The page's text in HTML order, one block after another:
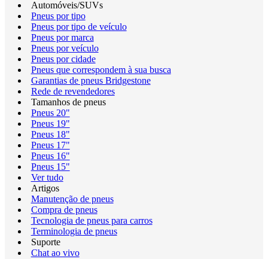
Automóveis/SUVs
Pneus por tipo
Pneus por tipo de veículo
Pneus por marca
Pneus por veículo
Pneus por cidade
Pneus que correspondem à sua busca
Garantias de pneus Bridgestone
Rede de revendedores
Tamanhos de pneus
Pneus 20"
Pneus 19"
Pneus 18"
Pneus 17"
Pneus 16"
Pneus 15"
Ver tudo
Artigos
Manutenção de pneus
Compra de pneus
Tecnologia de pneus para carros
Terminologia de pneus
Suporte
Chat ao vivo